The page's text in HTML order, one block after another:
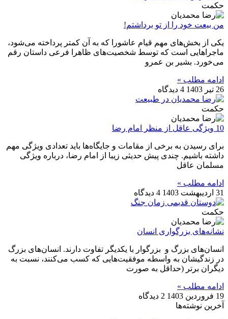
حکمت
من بیعت خود را از تو برداشتم!
یکی از بخش‌های مهم قیام عاشورا که به آن کمتر پرداخته می‌شود،
ماجراهایی است که توسط شخصیت‌های ظاهرا فرعی داستان رقم
می‌خورد. بشیر بن عمرو
ادامه مطلب »
26 تیر 1403
4 دیدگاه
حکمت
10 ویژگی عاقل از منظر امام رضا
برای رسیدن به برخی از مقامات و جایگاه‌ها باید تعدادی ویژگی مهم
داشته باشیم. چندی پیش حدیثی زیبا از امام رضا، درباره ویژگی
مسلمان عاقل
ادامه مطلب »
31 اردیبهشت 1403
4 دیدگاه
حکمت
نشانه‌های بزرگواری انسان
انسان‌های بزرگ و بزرگوار با یکدیگر تفاوت دارند. انسان‌های بزرگ
در زندگیشان به واسطه موفقیت‌هایی که کسب می‌کنند، نسبت به
دیگران برتر (حداقل به صورت
ادامه مطلب »
19 فروردین 1403
2 دیدگاه
آخرین نوشته‌ها